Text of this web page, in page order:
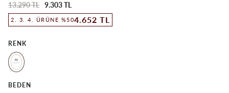
13.290 TL 9.303 TL
2. 3. 4. ÜRÜNE %504.652 TL
RENK
BEDEN